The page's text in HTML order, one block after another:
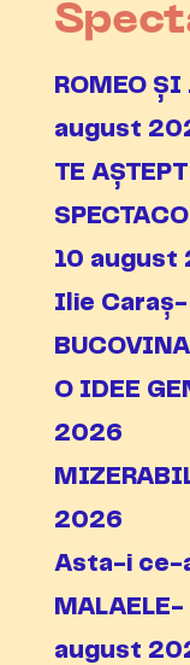
ROMEO
august
TE
10 august
Ilie Caraș-
O IDEE
2026
2026
Asta-i ce-
august